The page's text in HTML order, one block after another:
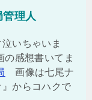
理人
いちゃいま
の感想書いてま
画像は七尾ナ
からコハクで